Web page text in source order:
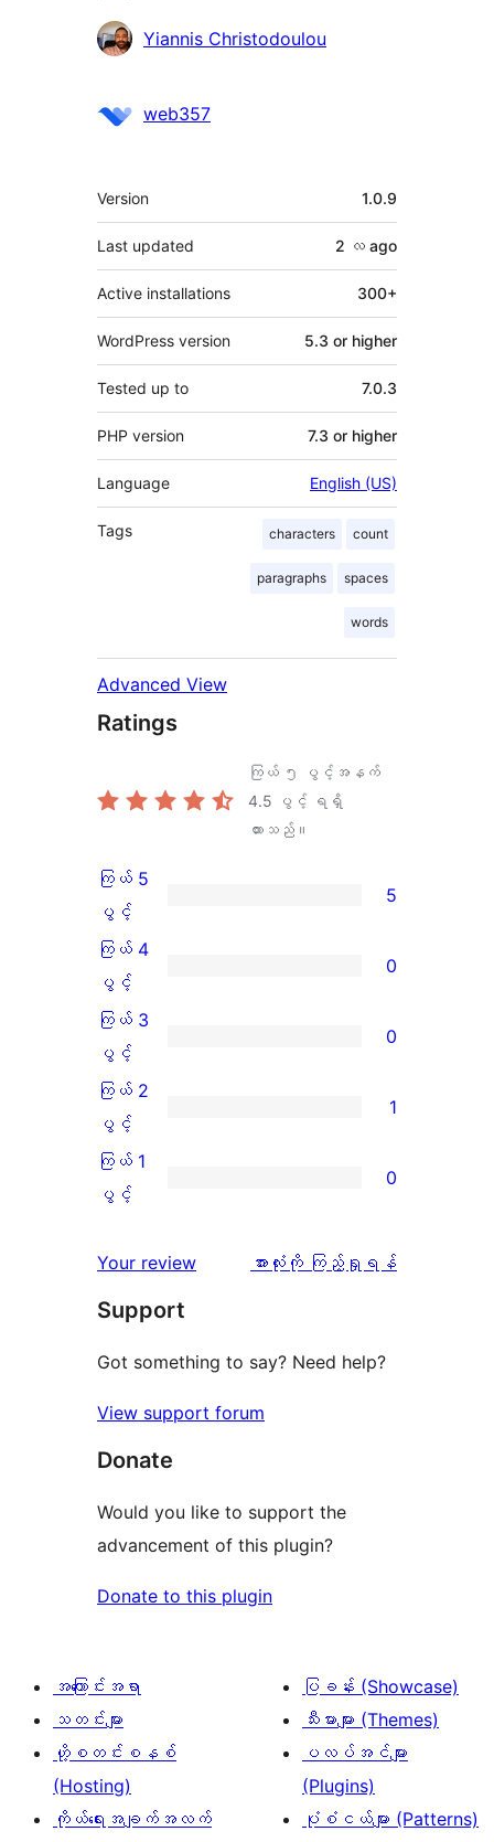
Contributors
Yiannis Christodoulou
web357
Meta
Version 1.0.9
Last updated 2 လ ago
Active installations 300+
WordPress version 5.3 or higher
Tested up to 7.0.3
PHP version 7.3 or higher
Language English (US)
Tags characters count
paragraphs spaces
words
Advanced View
Ratings
ကြယ် ၅ ပွင့်အနက်
4.5 ပွင့် ရရှိ
ထားသည်။
ကြယ်
5
ပွင့်
အဆင့်
သုံးသပ်
ကြယ် 5
ပွင့်
5
ကြယ်
4
ပွင့်
အဆင့်
သုံးသပ်
ကြယ် 4
ပွင့်
0
ကြယ်
3
ပွင့်
အဆင့်
သုံးသပ်
ကြယ် 3
ပွင့်
0
ကြယ်
2
ပွင့်
သုံးသပ်
1
စောင်
ကြယ် 2
ပွင့်
1
ကြယ်
ပွင့်
သုံးသပ်
ချက်
စောင်
ကြယ် 1
ပွင့်
0
Your review
သုံးသပ်
အားလုံးကို ကြည့်ရှုရန်
Support
Got something to say? Need help?
View support forum
Donate
Would you like to support the
advancement of this plugin?
Donate to this plugin
အကြောင်းအရာ
သတင်းများ
ဟို့စတင်းစနစ်
(Hosting)
ကိုယ်ရေးအချက်အလက်
ပြခန်း (Showcase)
သီးမားများ (Themes)
ပလပ်အင်များ
(Plugins)
ပုံစံငယ်များ (Patterns)